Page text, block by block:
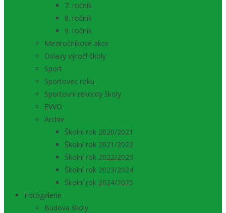
7. ročník
8. ročník
9. ročník
Meziročníkové akce
Oslavy výročí školy
Sport
Sportovec roku
Sportovní rekordy školy
EVVO
Archiv
Školní rok 2020/2021
Školní rok 2021/2022
Školní rok 2022/2023
Školní rok 2023/2024
Školní rok 2024/2025
Fotogalerie
Budova školy